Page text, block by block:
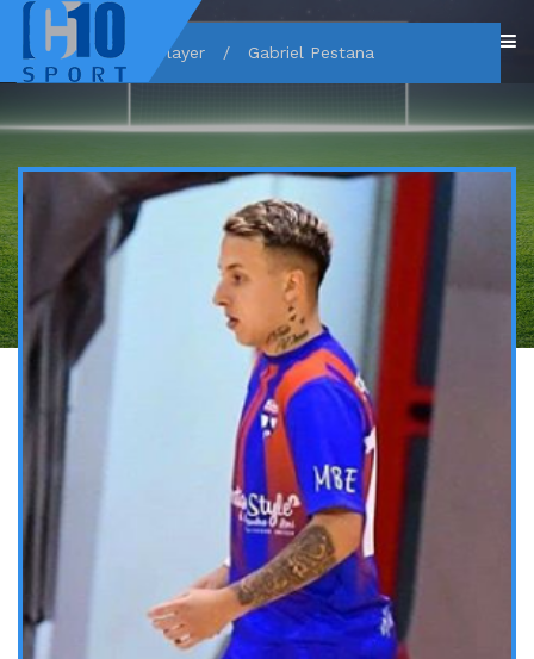
GABRIEL PESTANA
Home Player / Gabriel Pestana